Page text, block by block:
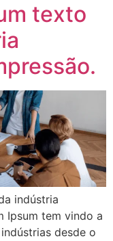
texto
indústria
Ipsum tem vindo a
desde o